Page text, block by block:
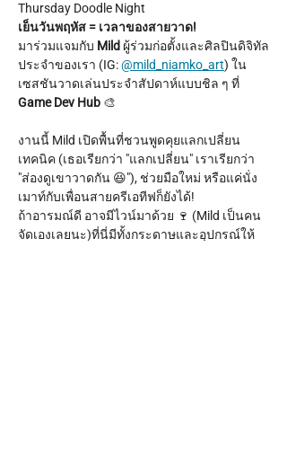
Thursday Doodle Night
เย็นวันพฤหัส = เวลาของสายวาด!
มาร่วมแจมกับ Mild ผู้ร่วมก่อตั้งและศิลปินดิจิทัล
ประจำของเรา (IG: @mild_niamko_art) ใน
เซสชันวาดเล่นประจำสัปดาห์แบบชิล ๆ ที่
Game Dev Hub 🎨
งานนี้ Mild เปิดพื้นที่ชวนพูดคุยแลกเปลี่ยน
เทคนิค (เธอเรียกว่า "แลกเปลี่ยน" เราเรียกว่า
"ส่องดูเขาวาดกัน 😆"), ช่วยมือใหม่ หรือแค่นั่ง
เมาท์กับเพื่อนสายครีเอทีฟก็ยังได้!
ถ้าอารมณ์ดี อาจมีไวน์มาด้วย 🍷 (Mild เป็นคน
จัดเองเลยนะ)ที่นี่มีทั้งกระดาษและอุปกรณ์ให้